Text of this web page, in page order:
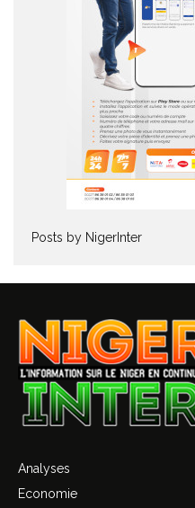
Posts by NigerInter
Analyses
Economie